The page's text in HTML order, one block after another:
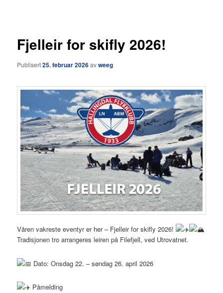
Fjelleir for skifly 2026!
Publisert25. februar 2026avweeg
Våren vakreste eventyr er her – Fjelleir for skifly 2026!
Tradisjonen tro arrangeres leiren på Filefjell, ved Utrovatnet.
Dato: Onsdag 22. – søndag 26. april 2026
Påmelding